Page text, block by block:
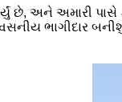
છે, અને અમારી પાસે
ભાગીદાર